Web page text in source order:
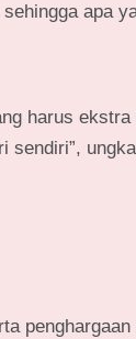
apa
harus
sendiri”,
penghargaan